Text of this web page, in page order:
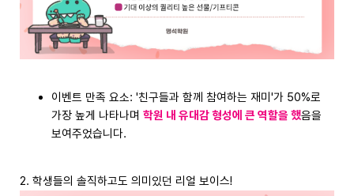
이벤트 만족 요소: '친구들과 함께 참여하는 재미'가 50%로
가장 높게 나타나며 학원 내 유대감 형성에 큰 역할을 했음을
보여주었습니다.
2. 학생들의 솔직하고도 의미있던 리얼 보이스!